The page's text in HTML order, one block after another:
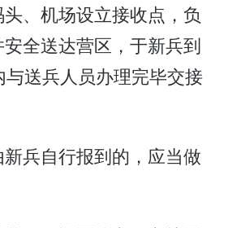
、机场设立接收点，负
全送达营区，于新兵到
送兵人员办理完毕交接
兵自行报到的，应当做